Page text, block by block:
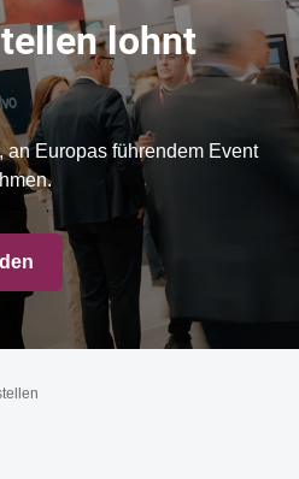
lohnt
an Europas führendem Event